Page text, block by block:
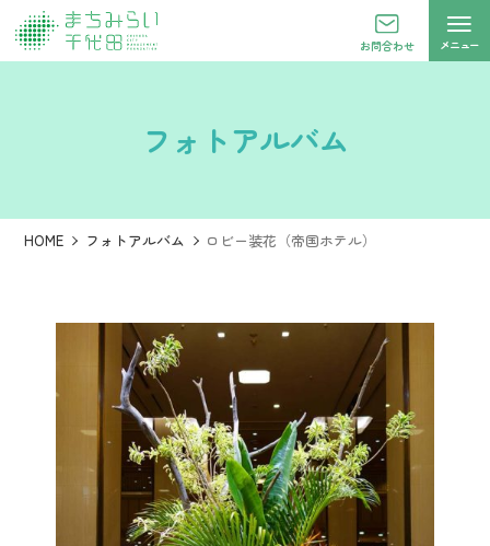
お問合わせ メニュー
フォトアルバム
HOME フォトアルバム ロビー装花（帝国ホテル）